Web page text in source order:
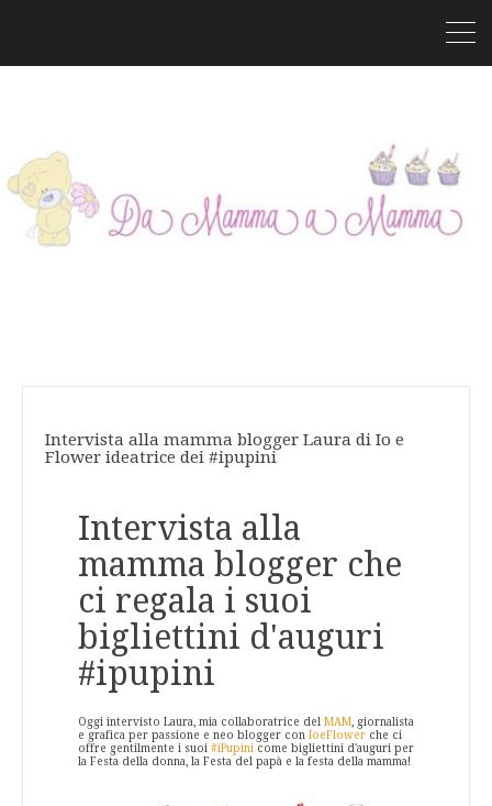
Intervista alla mamma blogger Laura di Io e
Flower ideatrice dei #ipupini
Intervista alla
mamma blogger che
ci regala i suoi
bigliettini d'auguri
#ipupini
Oggi intervisto Laura, mia collaboratrice del MAM , giornalista
e grafica per passione e neo blogger con IoeFlower che ci
offre gentilmente i suoi #iPupini come bigliettini d'auguri per
la Festa della donna, la Festa del papà e la festa della mamma!